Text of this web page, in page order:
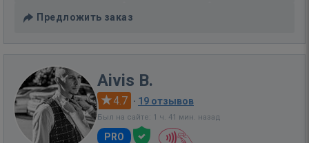
Предложить заказ
Aivis B.
4.7 · 19 отзывов
Был на сайте: 1 ч. 41 мин. назад
PRO